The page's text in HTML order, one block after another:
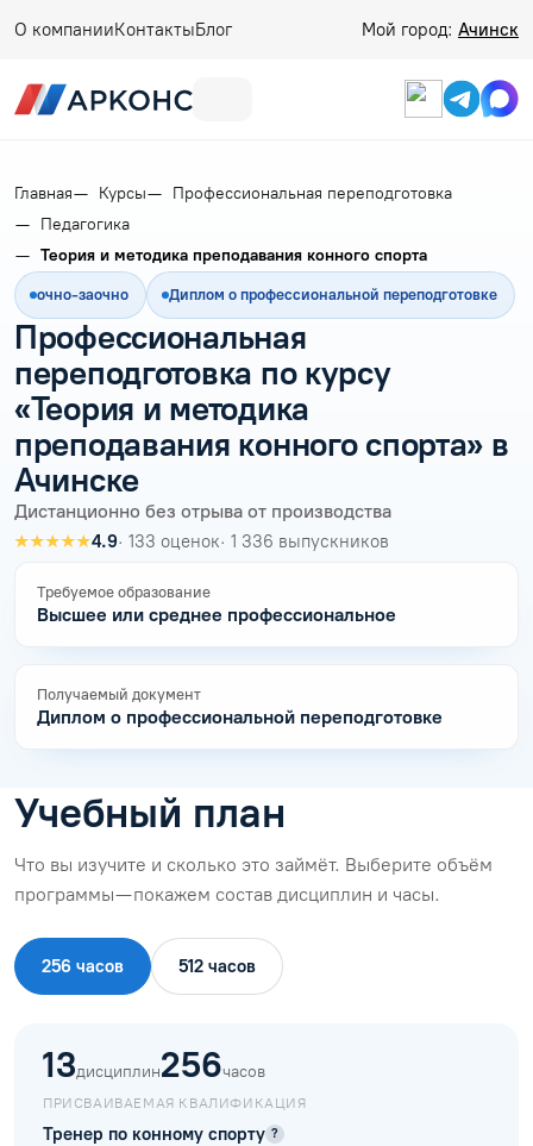
О компанииКонтактыБлог Мой город: Ачинск
Главная Курсы
Профессиональная переподготовка
Педагогика
Теория и методика преподавания конного спорта
очно-заочно Диплом о профессиональной переподготовке
Профессиональная
переподготовка по курсу
«Теория и методика
преподавания конного спорта» в
Ачинске
Дистанционно без отрыва от производства
★★★★★4.9· 133 оценок· 1 336 выпускников
Требуемое образование
Высшее или среднее профессиональное
Получаемый документ
Диплом о профессиональной переподготовке
Учебный план
Что вы изучите и сколько это займёт. Выберите объём
программы — покажем состав дисциплин и часы.
256 часов 512 часов
13дисциплин256часов
ПРИСВАИВАЕМАЯ КВАЛИФИКАЦИЯ
Тренер по конному спорту ?